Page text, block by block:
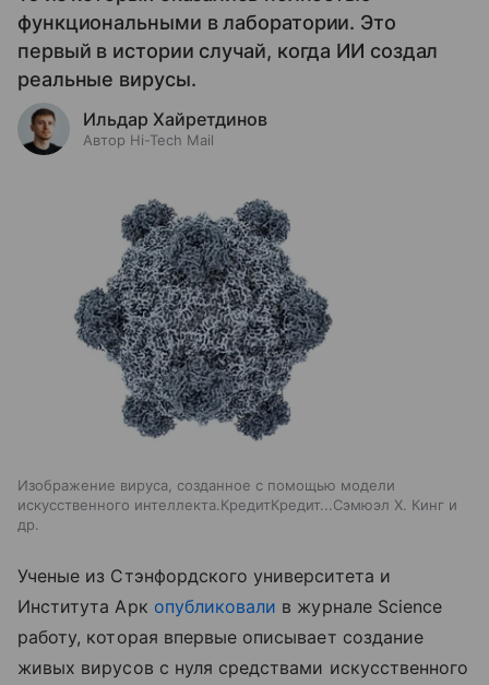
функциональными в лаборатории. Это
первый в истории случай, когда ИИ создал
реальные вирусы.
Ильдар Хайретдинов
Автор Hi-Tech Mail
Изображение вируса, созданное с помощью модели
искусственного интеллекта.КредитКредит...Сэмюэл Х. Кинг и
др.
Ученые из Стэнфордского университета и
Института Арк опубликовали в журнале Science
работу, которая впервые описывает создание
живых вирусов с нуля средствами искусственного